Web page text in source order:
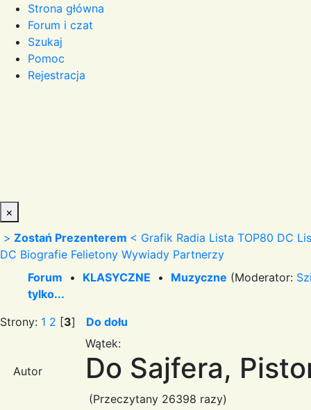
Strona główna
Forum i czat
Szukaj
Pomoc
Rejestracja
×
> Zostań Prezenterem < Grafik Radia Lista TOP80 DC
DC Biografie Felietony Wywiady Partnerzy
Forum • KLASYCZNE • Muzyczne (Moderator:
tylko...
Strony: 1 2 [3] Do dołu
Autor
Wątek:
Do Sajfera,
(Przeczytany 26398 razy)